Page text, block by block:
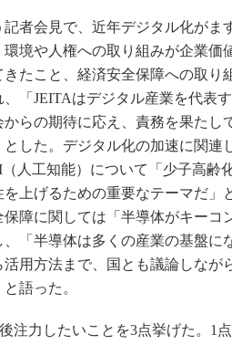
イノベーションは日本を救うのか
JASA発IoT通信
IHSアナリスト「未来展望」
「英語に愛されないエンジニア」の
ための新行動論
者会見で、近年デジタル化がま
境や人権への取り組みが企業価
たこと、経済安全保障への取り
「JEITAはデジタル産業を代表
らの期待に応え、責務を果たし
した。デジタル化の加速に関連
人工知能）について「少子高齢
上げるための重要なテーマだ」
保障に関しては「半導体がキーコ
「半導体は多くの産業の基盤に
用方法まで、国とも議論しなが
語った。
注力したいことを3点挙げた。1